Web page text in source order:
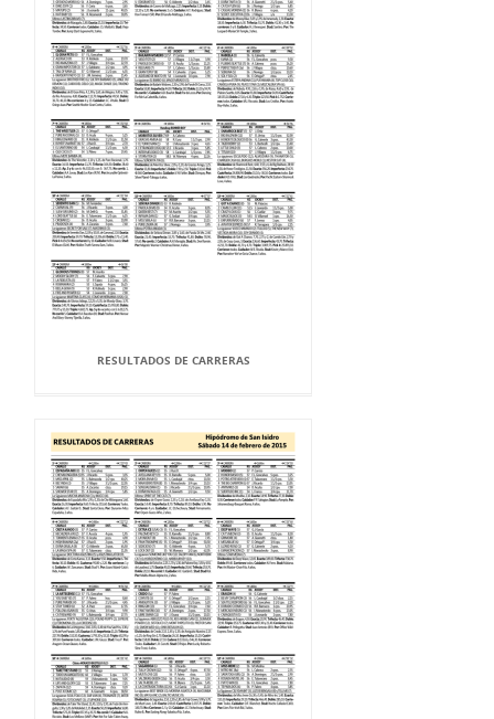
RESULTADOS DE CARRERAS